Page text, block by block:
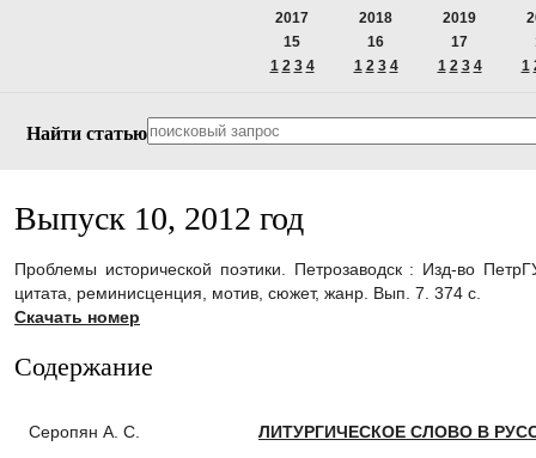
2017
15
1 2 3 4
2018
16
1 2 3 4
2019
17
1 2 3 4
1
Найти статью
Выпуск 10, 2012 год
Проблемы исторической поэтики. Петрозаводск : Изд-во
цитата, реминисценция, мотив, сюжет, жанр. Вып. 7. 374 с.
Скачать номер
Содержание
Серопян А. С. ЛИТУРГИЧЕСКОЕ СЛОВО В